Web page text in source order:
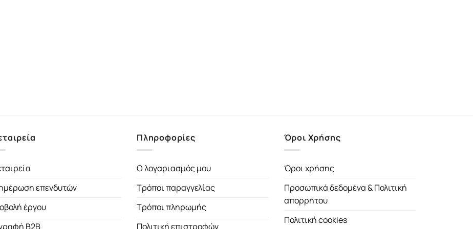
επενδυτών
έργου
B2B
Πληροφορίες
Ο λογαριασμός μου
Τρόποι παραγγελίας
Τρόποι πληρωμής
Πολιτική επιστροφών
Όροι Χρήσης
Όροι χρήσης
Προσωπικά δεδομένα & Πολιτική
απορρήτου
Πολιτική cookies